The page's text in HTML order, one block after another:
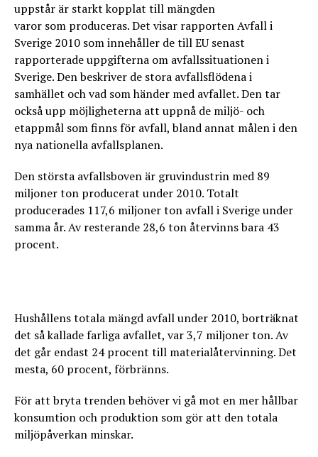
uppstår är starkt kopplat till mängden
varor som produceras. Det visar rapporten Avfall i
Sverige 2010 som innehåller de till EU senast
rapporterade uppgifterna om avfallssituationen i
Sverige. Den beskriver de stora avfallsflödena i
samhället och vad som händer med avfallet. Den tar
också upp möjligheterna att uppnå de miljö- och
etappmål som finns för avfall, bland annat målen i den
nya nationella avfallsplanen.
Den största avfallsboven är gruvindustrin med 89
miljoner ton producerat under 2010. Totalt
producerades 117,6 miljoner ton avfall i Sverige under
samma år. Av resterande 28,6 ton återvinns bara 43
procent.
Hushållens totala mängd avfall under 2010, borträknat
det så kallade farliga avfallet, var 3,7 miljoner ton. Av
det går endast 24 procent till materialåtervinning. Det
mesta, 60 procent, förbränns.
För att bryta trenden behöver vi gå mot en mer hållbar
konsumtion och produktion som gör att den totala
miljöpåverkan minskar.